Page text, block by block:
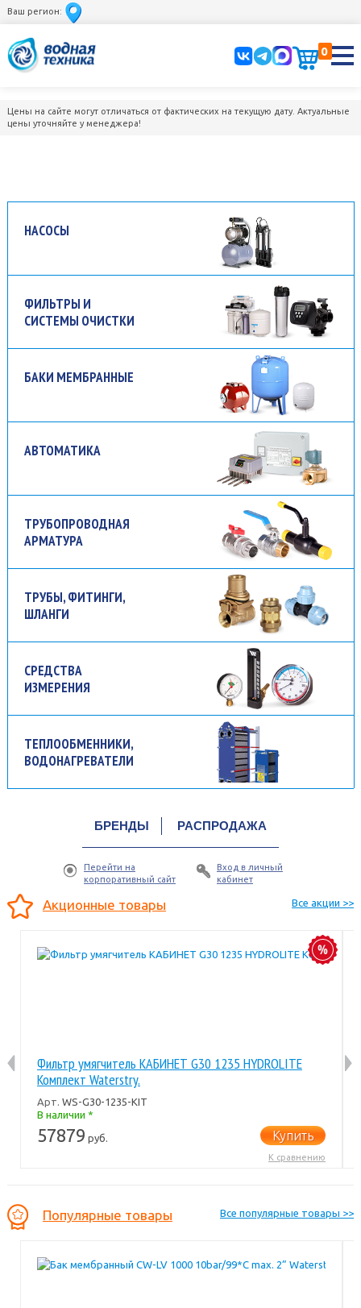
Ваш регион:
0
Цены на сайте могут отличаться от фактических на текущую дату. Актуальные
цены уточняйте у менеджера!
НАСОСЫ
ФИЛЬТРЫ И
СИСТЕМЫ ОЧИСТКИ
БАКИ МЕМБРАННЫЕ
АВТОМАТИКА
ТРУБОПРОВОДНАЯ
АРМАТУРА
ТРУБЫ, ФИТИНГИ,
ШЛАНГИ
СРЕДСТВА
ИЗМЕРЕНИЯ
ТЕПЛООБМЕННИКИ,
ВОДОНАГРЕВАТЕЛИ
БРЕНДЫ РАСПРОДАЖА
Перейти на
корпоративный сайт
Вход в личный
кабинет
Все акции >>
Акционные товары
Фильтр умягчитель КАБИНЕТ G30 1235 HYDROLITE
Комплект Waterstry.
Арт. WS-G30-1235-KIT
В наличии *
Купить
57879 руб.
К сравнению
Все популярные товары >>
Популярные товары